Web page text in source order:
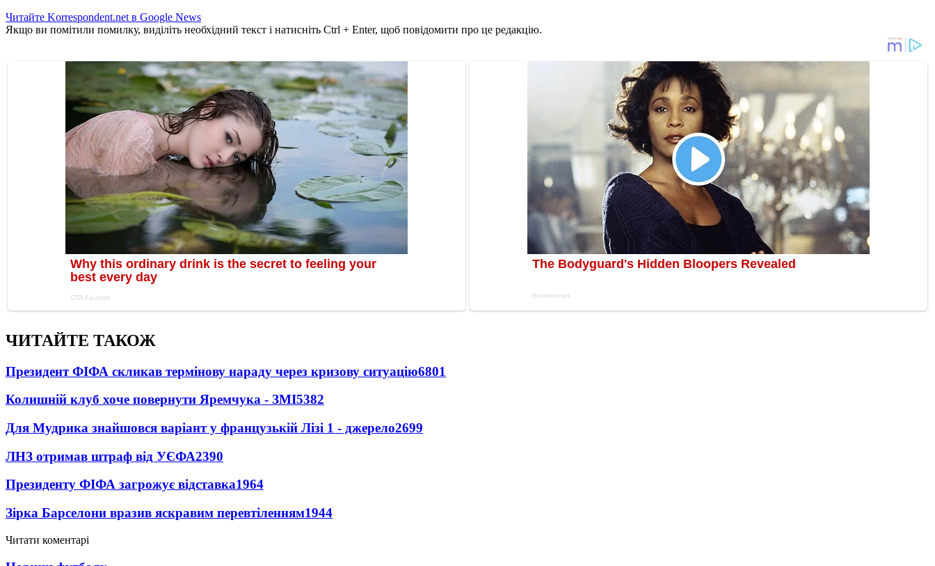
Читайте Korrespondent.net в Google News
Якщо ви помітили помилку, виділіть необхідний текст і натисніть Ctrl + Enter, щоб повідомити про це редакцію.
ЧИТАЙТЕ ТАКОЖ
Президент ФІФА скликав термінову нараду через кризову ситуацію6801
Колишній клуб хоче повернути Яремчука - ЗМІ5382
Для Мудрика знайшовся варіант у французькій Лізі 1 - джерело2699
ЛНЗ отримав штраф від УЄФА2390
Президенту ФІФА загрожує відставка1964
Зірка Барселони вразив яскравим перевтіленням1944
Читати коментарі